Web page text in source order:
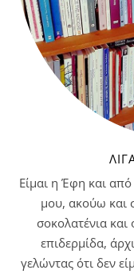
Είμαι η Έφη και
μου, ακούω και
σοκολατένια
επιδερμίδα,
γελώντας ότι δεν